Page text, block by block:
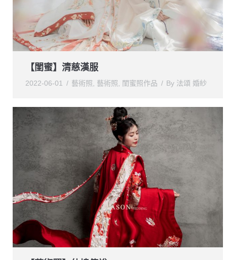
【閨蜜】清慈漢服
2022-06-01 藝術照 藝術照 閨蜜照作品 By 法頌 婚紗